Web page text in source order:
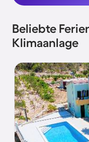
Beliebte
Klimaanlage